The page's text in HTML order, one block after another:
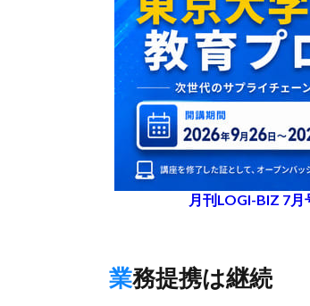
月刊LOGI-BIZ 7
業務提携は継続